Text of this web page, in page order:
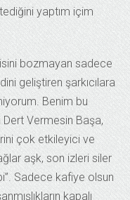
yaptım içim
bozmayan sadece
geliştiren şarkıcılara
Benim bu
Dert Vermesin Başa,
çok etkileyici ve
aşk, son izleri siler
Sadece kafiye olsun
kapalı